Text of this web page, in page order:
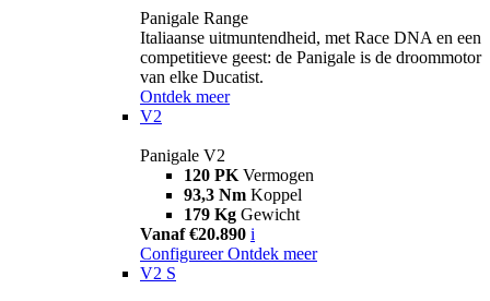
Panigale Range
Italiaanse uitmuntendheid, met Race DNA en een
competitieve geest: de Panigale is de droommotor
van elke Ducatist.
Ontdek meer
V2
Panigale V2
120 PK Vermogen
93,3 Nm Koppel
179 Kg Gewicht
Vanaf €20.890 i
Configureer Ontdek meer
V2 S